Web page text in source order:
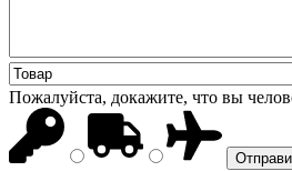
Пожалуйста, докажите, что вы